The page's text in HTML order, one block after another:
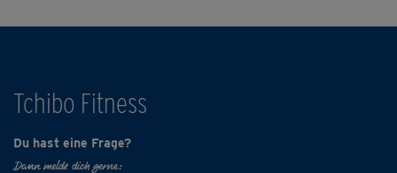
Tchibo Fitness
Du hast eine Frage?
Dann melde dich gerne: